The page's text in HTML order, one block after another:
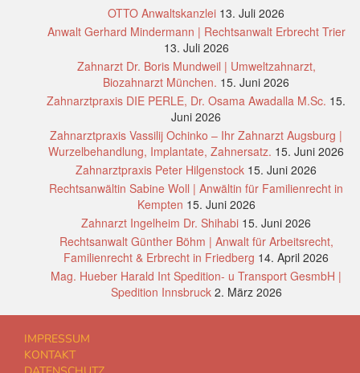
OTTO Anwaltskanzlei 13. Juli 2026
Anwalt Gerhard Mindermann | Rechtsanwalt Erbrecht Trier
13. Juli 2026
Zahnarzt Dr. Boris Mundweil | Umweltzahnarzt,
Biozahnarzt München. 15. Juni 2026
Zahnarztpraxis DIE PERLE, Dr. Osama Awadalla M.Sc. 15.
Juni 2026
Zahnarztpraxis Vassilij Ochinko – Ihr Zahnarzt Augsburg |
Wurzelbehandlung, Implantate, Zahnersatz. 15. Juni 2026
Zahnarztpraxis Peter Hilgenstock 15. Juni 2026
Rechtsanwältin Sabine Woll | Anwältin für Familienrecht in
Kempten 15. Juni 2026
Zahnarzt Ingelheim Dr. Shihabi 15. Juni 2026
Rechtsanwalt Günther Böhm | Anwalt für Arbeitsrecht,
Familienrecht & Erbrecht in Friedberg 14. April 2026
Mag. Hueber Harald Int Spedition- u Transport GesmbH |
Spedition Innsbruck 2. März 2026
IMPRESSUM
KONTAKT